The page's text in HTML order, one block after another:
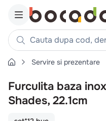
Cauta dupa cod,
Căutări populare
1. cartofi
2. piept pui
. pui
Servire si prezentare
Furculita baza
Shades, 22.1cm